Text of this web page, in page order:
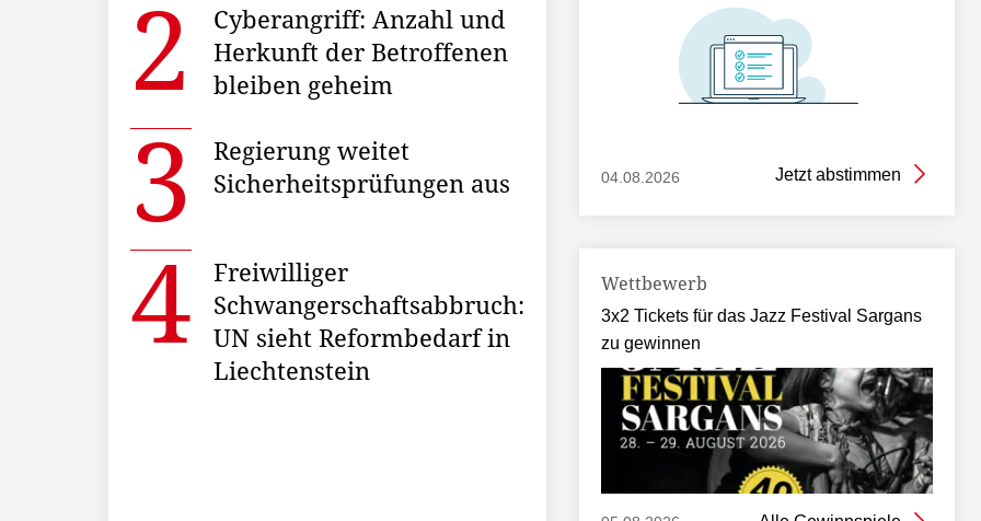
Cyberangriff: Anzahl und
Herkunft der Betroffenen
bleiben geheim
Regierung weitet
Sicherheitsprüfungen aus
Freiwilliger
Schwangerschaftsabbruch:
UN sieht Reformbedarf in
Liechtenstein
Wettbewerb
3x2 Tickets für das Jazz Festival Sargans
zu gewinnen
04.08.2026 Jetzt abstimmen